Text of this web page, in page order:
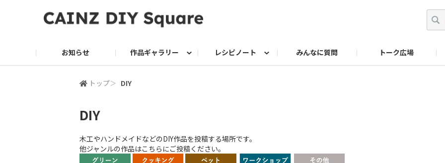
お知らせ 作品ギャラリー
家庭菜園2026
レシピノート みんなに質問 トーク広場
トップ＞ DIY
DIY
木工やハンドメイドなどのDIY作品を投稿する場所です。
他ジャンルの作品はこちらにご投稿ください。